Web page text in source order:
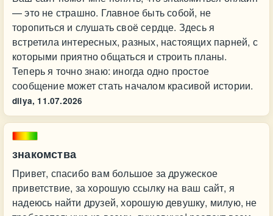
— это не страшно. Главное быть собой, не
торопиться и слушать своё сердце. Здесь я
встретила интересных, разных, настоящих парней, с
которыми приятно общаться и строить планы.
Теперь я точно знаю: иногда одно простое
сообщение может стать началом красивой истории.
dilya, 11.07.2026
знакомства
Привет, спасибо вам большое за дружеское
приветствие, за хорошую ссылку на ваш сайт, я
надеюсь найти друзей, хорошую девушку, милую, не